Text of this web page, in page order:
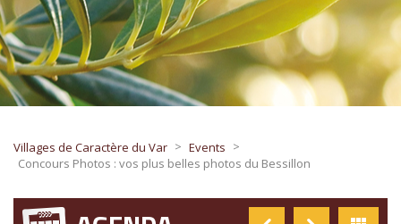
Villages de Caractère du Var > Events >
Concours Photos : vos plus belles photos du Bessillon